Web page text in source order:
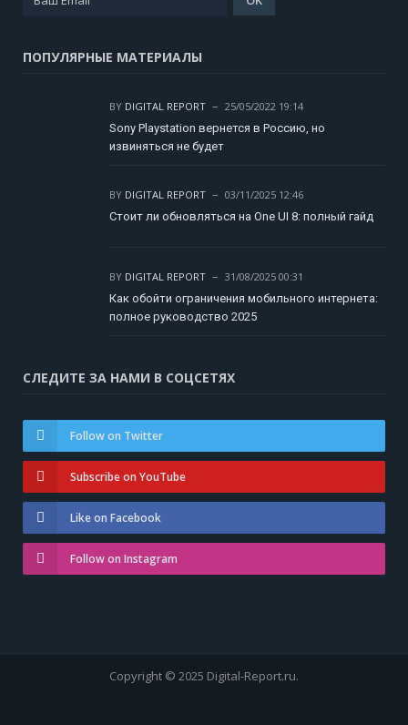
ПОПУЛЯРНЫЕ МАТЕРИАЛЫ
BY DIGITAL REPORT
25/05/2022 19:14
Sony Playstation вернется в Россию, но
извиняться не будет
BY DIGITAL REPORT
03/11/2025 12:46
Стоит ли обновляться на One UI 8: полный гайд
BY DIGITAL REPORT
31/08/2025 00:31
Как обойти ограничения мобильного интернета:
полное руководство 2025
СЛЕДИТЕ ЗА НАМИ В СОЦСЕТЯХ
Follow on Twitter
Subscribe on YouTube
Like on Facebook
Follow on Instagram
Copyright © 2025 Digital-Report.ru.